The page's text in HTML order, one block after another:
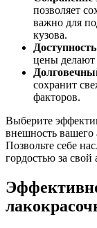
позволяет
важно для
кузова.
Доступность
цены делают
сохранит
факторов.
Выберите
внешность вашего
Позвольте себе
гордостью за свой